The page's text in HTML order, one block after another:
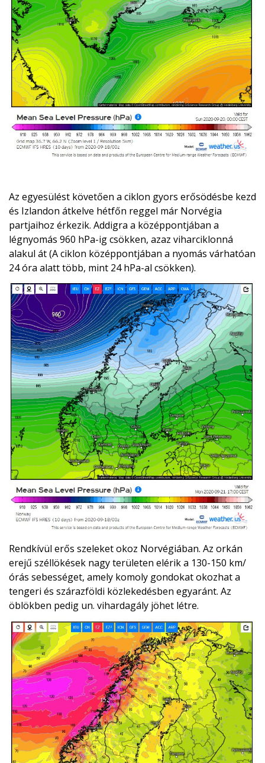
Az egyesülést követően a ciklon gyors erősödésbe kezd
és Izlandon átkelve hétfőn reggel már Norvégia
partjaihoz érkezik. Addigra a középpontjában a
légnyomás 960 hPa-ig csökken, azaz viharciklonná
alakul át (A ciklon középpontjában a nyomás várhatóan
24 óra alatt több, mint 24 hPa-al csökken).
Rendkívül erős szeleket okoz Norvégiában. Az orkán
erejű széllökések nagy területen elérik a 130-150 km/
órás sebességet, amely komoly gondokat okozhat a
tengeri és szárazföldi közlekedésben egyaránt. Az
öblökben pedig un. vihardagály jöhet létre.